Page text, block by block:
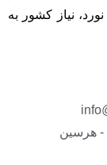
نیاز کشور به